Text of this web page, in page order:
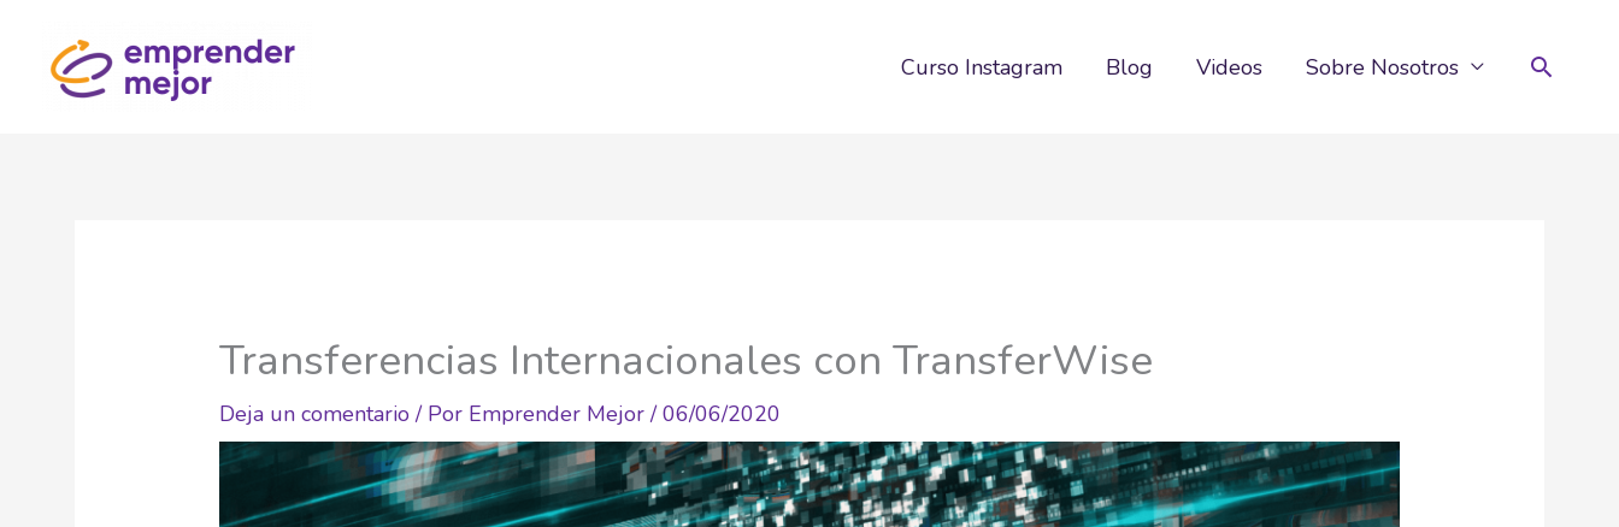
contenido
Curso Instagram Blog Videos Sobre Nosotros Buscar
Transferencias Internacionales con TransferWise
Deja un comentario / Por Emprender Mejor/06/06/2020